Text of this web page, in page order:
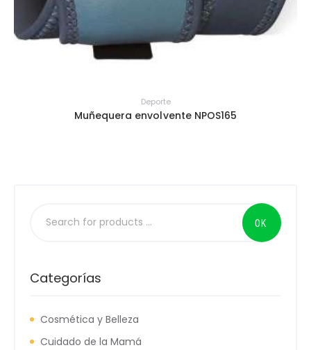
Deporte
Muñequera envolvente NPOS165
Categorías
Cosmética y Belleza
Cuidado de la Mamá